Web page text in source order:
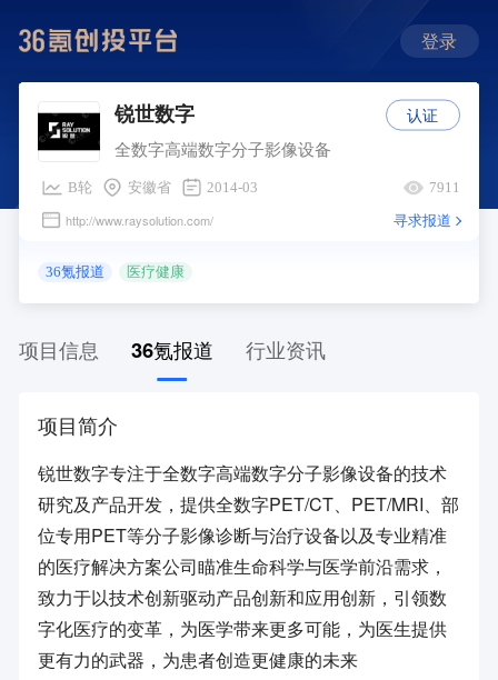
登录
锐世数字
全数字高端数字分子影像设备
B轮 安徽省 2014-03 7911
http://www.raysolution.com/ 寻求报道
36氪报道 医疗健康
认证
项目信息 36氪报道 行业资讯
项目简介
锐世数字专注于全数字高端数字分子影像设备的技术
研究及产品开发，提供全数字PET/CT、PET/MRI、部
位专用PET等分子影像诊断与治疗设备以及专业精准
的医疗解决方案公司瞄准生命科学与医学前沿需求，
致力于以技术创新驱动产品创新和应用创新，引领数
字化医疗的变革，为医学带来更多可能，为医生提供
更有力的武器，为患者创造更健康的未来